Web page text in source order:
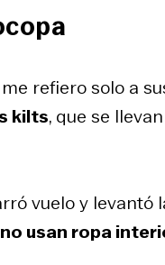
refiero solo a
kilts, que se
vuelo y
usan ropa